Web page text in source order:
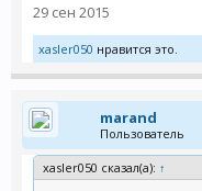
29 сен 2015
xasler050 нравится это.
marand
Пользователь
xasler050 сказал(а): ↑